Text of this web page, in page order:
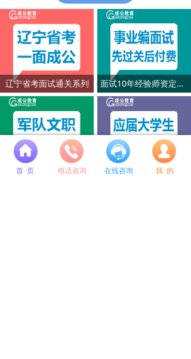
辽宁省考面试通关系列 面试10年经验师资定制系列
公考培训选成公教育
넙
首 页 电话咨询 在线咨询 我 的